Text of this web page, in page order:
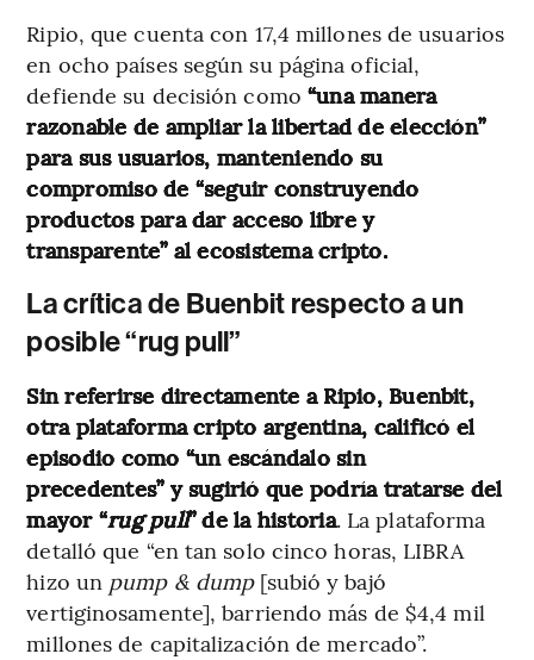
Ripio, que cuenta con 17,4 millones de usuarios
en ocho países según su página oficial,
defiende su decisión como “una manera
razonable de ampliar la libertad de elección”
para sus usuarios, manteniendo su
compromiso de “seguir construyendo
productos para dar acceso libre y
transparente” al ecosistema cripto.
La crítica de Buenbit respecto a un
posible “rug pull”
Sin referirse directamente a Ripio, Buenbit,
otra plataforma cripto argentina, calificó el
episodio como “un escándalo sin
precedentes” y sugirió que podría tratarse del
mayor “rug pull” de la historia. La plataforma
detalló que “en tan solo cinco horas, LIBRA
hizo un pump & dump [subió y bajó
vertiginosamente], barriendo más de $4,4 mil
millones de capitalización de mercado”.